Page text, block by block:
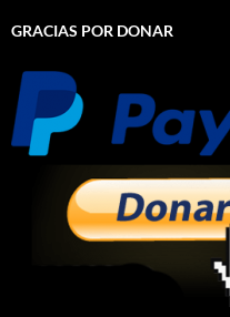
GRACIAS POR DONAR